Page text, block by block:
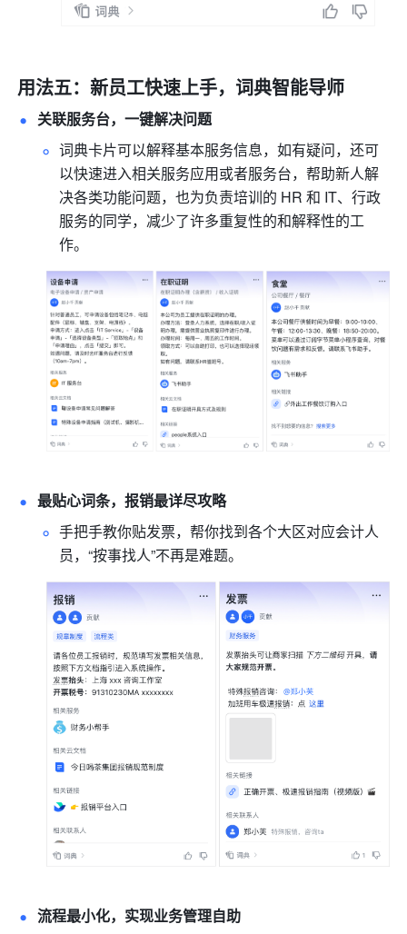
用法五：新员工快速上手，词典智能导师
关联服务台，一键解决问题
词典卡片可以解释基本服务信息，如有疑问，还可
以快速进入相关服务应用或者服务台，帮助新人解
决各类功能问题，也为负责培训的 HR 和 IT、行政
服务的同学，减少了许多重复性的和解释性的工
作。
最贴心词条，报销最详尽攻略
手把手教你贴发票，帮你找到各个大区对应会计人
员，“按事找人”不再是难题。
流程最小化，实现业务管理自助